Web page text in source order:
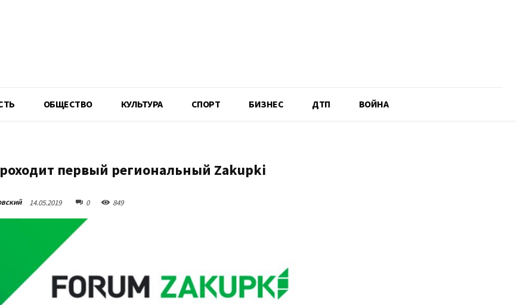
ОБЩЕСТВО КУЛЬТУРА СПОРТ БИЗНЕС ДТП ВОЙНА
первый региональный Zakupki
14.05.2019 0 849